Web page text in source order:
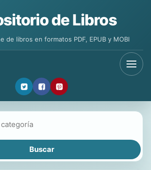
de Libros
de libros en formatos PDF, EPUB y MOBI